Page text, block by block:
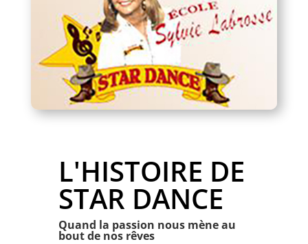
L'HISTOIRE DE
STAR DANCE
Quand la passion nous mène au
bout de nos rêves